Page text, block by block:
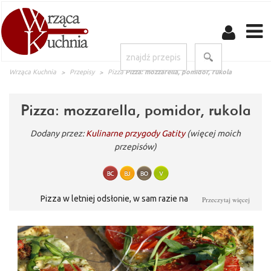
Wrząca Kuchnia Przepisy Pizza Pizza: mozzarella, pomidor, rukola
Pizza: mozzarella, pomidor, rukola
Dodany przez:Kulinarne przygody Gatity (więcej moich
przepisów)
Pizza w letniej odsłonie, w sam razie na upalne dni.
Przeczytaj więcej